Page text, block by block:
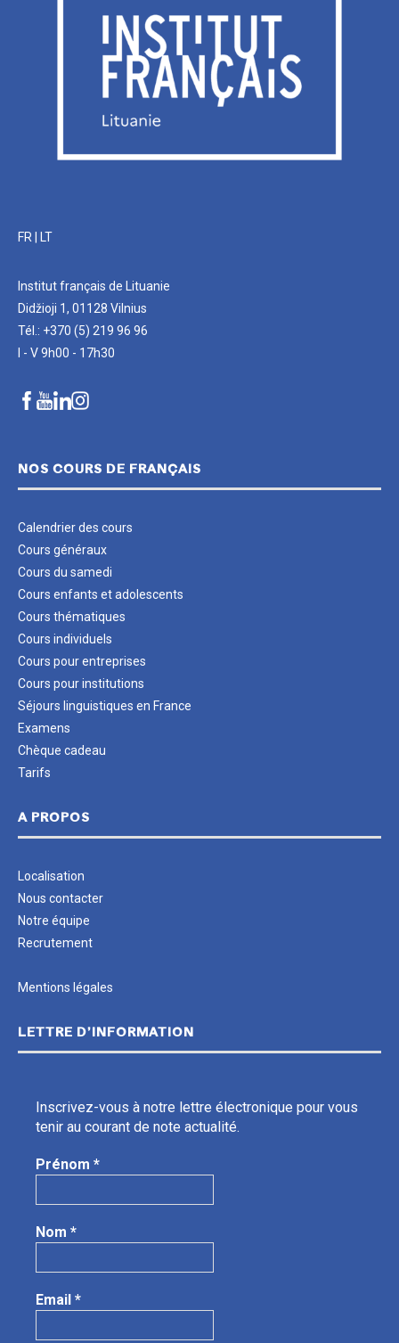
FR LT
Institut français de Lituanie
Didžioji 1, 01128 Vilnius
Tél.: +370 (5) 219 96 96
I - V 9h00 - 17h30
NOS COURS DE FRANÇAIS
Calendrier des cours
Cours généraux
Cours du samedi
Cours enfants et adolescents
Cours thématiques
Cours individuels
Cours pour entreprises
Cours pour institutions
Séjours linguistiques en France
Examens
Chèque cadeau
Tarifs
A PROPOS
Localisation
Nous contacter
Notre équipe
Recrutement
Mentions légales
LETTRE D’INFORMATION
Inscrivez-vous à notre lettre électronique pour vous
tenir au courant de note actualité.
Prénom *
Nom *
Email *